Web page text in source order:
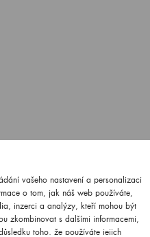
vašeho nastavení a personalizaci
o tom, jak náš web používáte,
inzerci a analýzy, kteří mohou být
zkombinovat s dalšími informacemi,
toho, že používáte jejich